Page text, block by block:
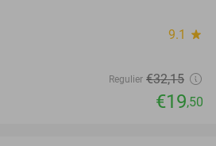
9.1 star
Regulier €32,15
€19,50